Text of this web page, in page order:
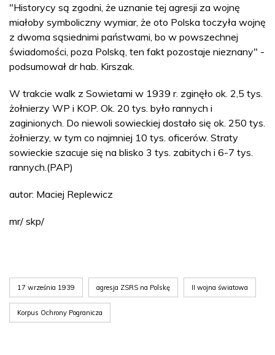
"Historycy są zgodni, że uznanie tej agresji za wojnę
miałoby symboliczny wymiar, że oto Polska toczyła wojnę
z dwoma sąsiednimi państwami, bo w powszechnej
świadomości, poza Polską, ten fakt pozostaje nieznany" -
podsumował dr hab. Kirszak.
W trakcie walk z Sowietami w 1939 r. zginęło ok. 2,5 tys.
żołnierzy WP i KOP. Ok. 20 tys. było rannych i
zaginionych. Do niewoli sowieckiej dostało się ok. 250 tys.
żołnierzy, w tym co najmniej 10 tys. oficerów. Straty
sowieckie szacuje się na blisko 3 tys. zabitych i 6-7 tys.
rannych.(PAP)
autor: Maciej Replewicz
mr/ skp/
17 września 1939 agresja ZSRS na Polskę II wojna światowa
Korpus Ochrony Pogranicza